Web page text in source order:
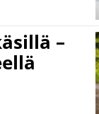
–